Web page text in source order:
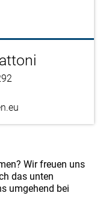
Wir freuen uns
das unten
umgehend bei